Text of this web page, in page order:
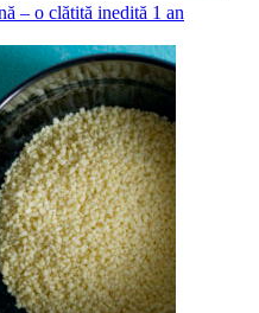
– o clătită inedită 1 an